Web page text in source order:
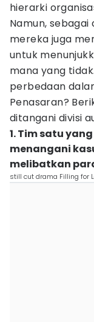
hierarki
Namun,
mereka juga
untuk
mana yang
perbedaan
Penasaran?
ditangani divisi
1. Tim satu
menangani
melibatkan
still cut drama Filling for